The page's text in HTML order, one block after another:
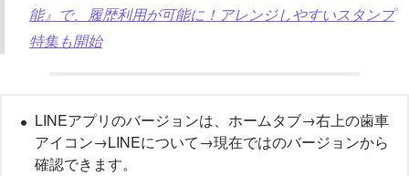
能』で、履歴利用が可能に！アレンジしやすいスタンプ
特集も開始
LINEアプリのバージョンは、ホームタブ→右上の歯車
アイコン→LINEについて→現在ではのバージョンから
確認できます。